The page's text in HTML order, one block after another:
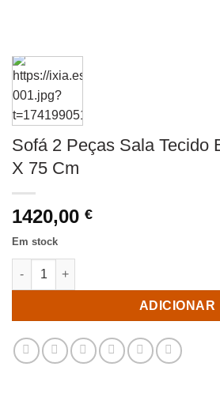
Sofá 2 Peças Sala Tecido
X 75 Cm
1420,00 €
Em stock
Quantidade de Sofá 2 Peças Sala
ADICIONAR